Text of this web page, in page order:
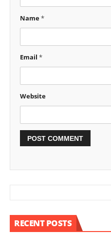
Name*
Email *
Website
RECENT POSTS